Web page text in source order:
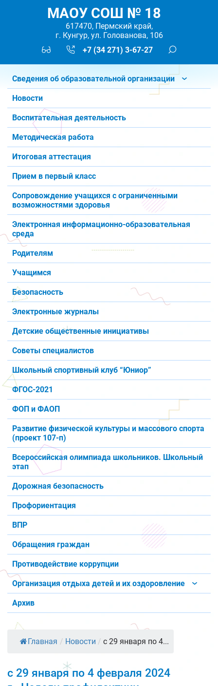
МАОУ СОШ № 18
617470, Пермский край,
г. Кунгур, ул. Голованова, 106
+7 (34 271) 3-67-27
Сведения об образовательной организации
Новости
Воспитательная деятельность
Методическая работа
Итоговая аттестация
Прием в первый класс
Сопровождение учащихся с ограниченными
возможностями здоровья
Электронная информационно-образовательная
среда
Родителям
Учащимся
Безопасность
Электронные журналы
Детские общественные инициативы
Советы специалистов
Школьный спортивный клуб “Юниор”
ФГОС-2021
ФОП и ФАОП
Развитие физической культуры и массового спорта
(проект 107-п)
Всероссийская олимпиада школьников. Школьный
этап
Дорожная безопасность
Профориентация
ВПР
Обращения граждан
Противодействие коррупции
Организация отдыха детей и их оздоровление
Архив
Главная / Новости / с 29 января по 4...
с 29 января по 4 февраля 2024